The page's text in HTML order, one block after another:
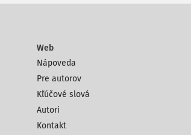
Web
Nápoveda
Pre autorov
Kľúčové slová
Autori
Kontakt